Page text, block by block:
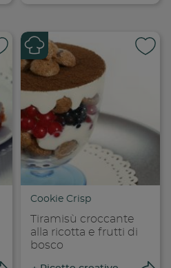
su
link
Cookie Crisp
Tiramisù croccante
alla ricotta e frutti di
bosco